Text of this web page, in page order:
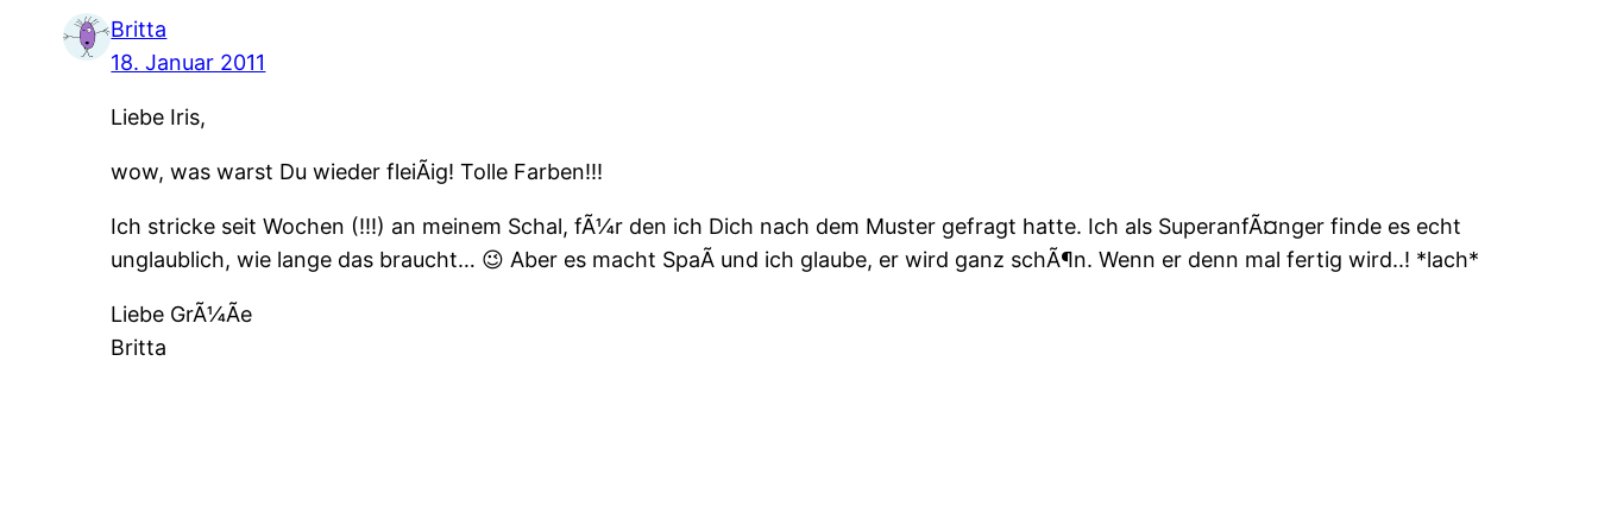
Britta
18. Januar 2011
Liebe Iris,
wow, was warst Du wieder fleiÃig! Tolle Farben!!!
Ich stricke seit Wochen (!!!) an meinem Schal, fÃ¼r den ich Dich nach dem Muster gefragt hatte. Ich als SuperanfÃ¤nger finde es echt
unglaublich, wie lange das braucht… 😉 Aber es macht SpaÃ und ich glaube, er wird ganz schÃ¶n. Wenn er denn mal fertig wird..! *lach*
Liebe GrÃ¼Ãe
Britta